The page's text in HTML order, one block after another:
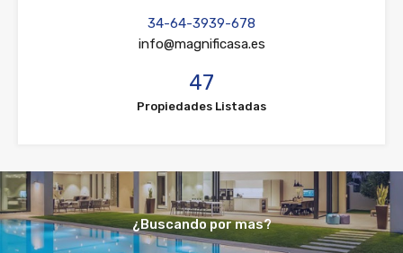
34-64-3939-678
info@magnificasa.es
47
Propiedades Listadas
¿Buscando por mas?